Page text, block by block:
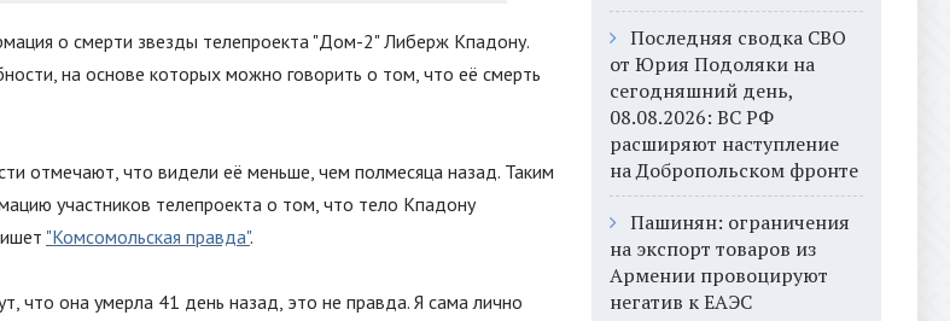
о смерти звезды телепроекта "Дом-2" Либерж Кпадону.
на основе которых можно говорить о том, что её смерть
отмечают, что видели её меньше, чем полмесяца назад. Таким
участников телепроекта о том, что тело Кпадону
"Комсомольская правда".
что она умерла 41 день назад, это не правда. Я сама лично
Последняя сводка СВО
от Юрия Подоляки на
сегодняшний день,
08.08.2026: ВС РФ
расширяют наступление
на Добропольском фронте
Пашинян: ограничения
на экспорт товаров из
Армении провоцируют
негатив к ЕАЭС